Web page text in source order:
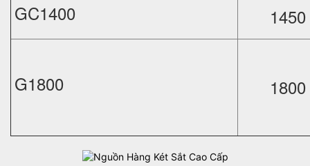
GC1400
G1800